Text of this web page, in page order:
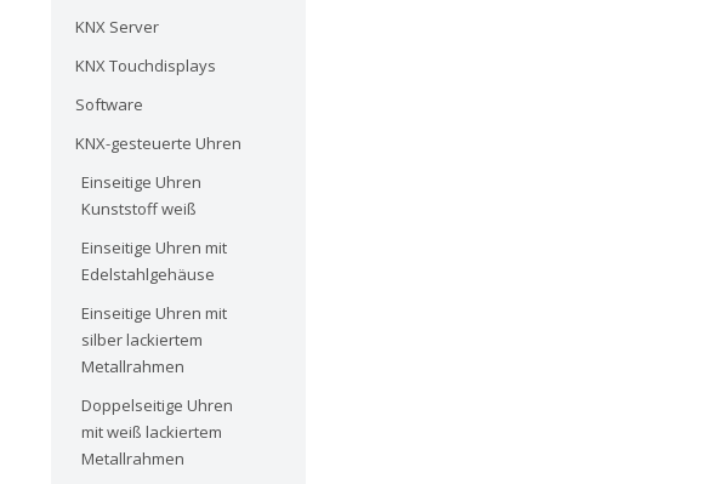
KNX Server
KNX Touchdisplays
Software
KNX-gesteuerte Uhren
Einseitige Uhren
Kunststoff weiß
Einseitige Uhren mit
Edelstahlgehäuse
Einseitige Uhren mit
silber lackiertem
Metallrahmen
Doppelseitige Uhren
mit weiß lackiertem
Metallrahmen